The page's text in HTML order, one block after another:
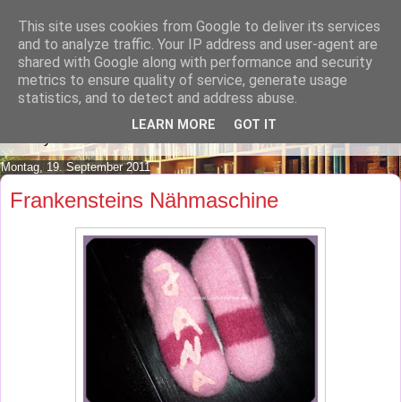
Lilafusselfee lädt Dich in ihr
Wohnzimmer ein.
Mach es Dir doch gemütlich und lies ein wenig über meine
Montag, 19. September 2011
Frankensteins Nähmaschine
This site uses cookies from Google to deliver its services
and to analyze traffic. Your IP address and user-agent are
shared with Google along with performance and security
metrics to ensure quality of service, generate usage
statistics, and to detect and address abuse.
LEARN MORE GOT IT